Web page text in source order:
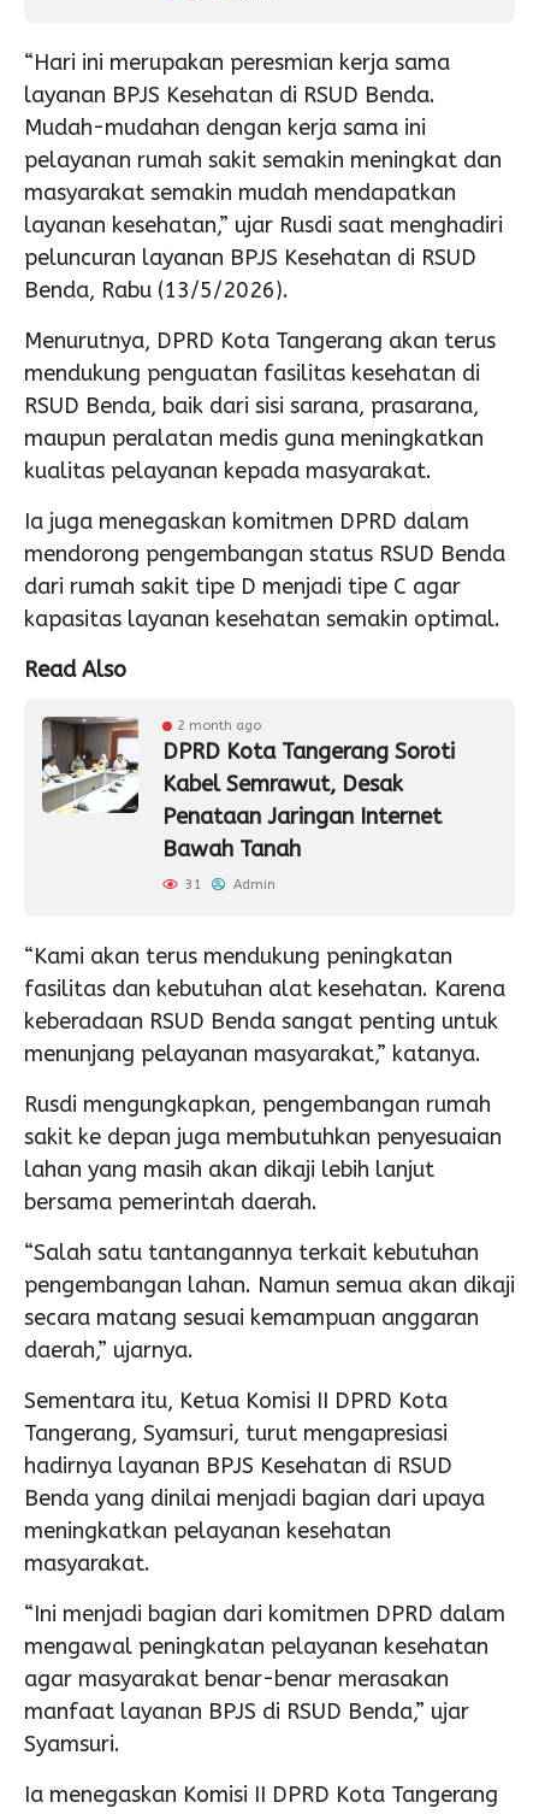
“Hari ini merupakan peresmian kerja sama
layanan BPJS Kesehatan di RSUD Benda.
Mudah-mudahan dengan kerja sama ini
pelayanan rumah sakit semakin meningkat dan
masyarakat semakin mudah mendapatkan
layanan kesehatan,” ujar Rusdi saat menghadiri
peluncuran layanan BPJS Kesehatan di RSUD
Benda, Rabu (13/5/2026).
Menurutnya, DPRD Kota Tangerang akan terus
mendukung penguatan fasilitas kesehatan di
RSUD Benda, baik dari sisi sarana, prasarana,
maupun peralatan medis guna meningkatkan
kualitas pelayanan kepada masyarakat.
Ia juga menegaskan komitmen DPRD dalam
mendorong pengembangan status RSUD Benda
dari rumah sakit tipe D menjadi tipe C agar
kapasitas layanan kesehatan semakin optimal.
Read Also
2 month ago
DPRD Kota Tangerang Soroti
Kabel Semrawut, Desak
Penataan Jaringan Internet
Bawah Tanah
31 Admin
“Kami akan terus mendukung peningkatan
fasilitas dan kebutuhan alat kesehatan. Karena
keberadaan RSUD Benda sangat penting untuk
menunjang pelayanan masyarakat,” katanya.
Rusdi mengungkapkan, pengembangan rumah
sakit ke depan juga membutuhkan penyesuaian
lahan yang masih akan dikaji lebih lanjut
bersama pemerintah daerah.
“Salah satu tantangannya terkait kebutuhan
pengembangan lahan. Namun semua akan dikaji
secara matang sesuai kemampuan anggaran
daerah,” ujarnya.
Sementara itu, Ketua Komisi II DPRD Kota
Tangerang, Syamsuri, turut mengapresiasi
hadirnya layanan BPJS Kesehatan di RSUD
Benda yang dinilai menjadi bagian dari upaya
meningkatkan pelayanan kesehatan
masyarakat.
“Ini menjadi bagian dari komitmen DPRD dalam
mengawal peningkatan pelayanan kesehatan
agar masyarakat benar-benar merasakan
manfaat layanan BPJS di RSUD Benda,” ujar
Syamsuri.
Ia menegaskan Komisi II DPRD Kota Tangerang